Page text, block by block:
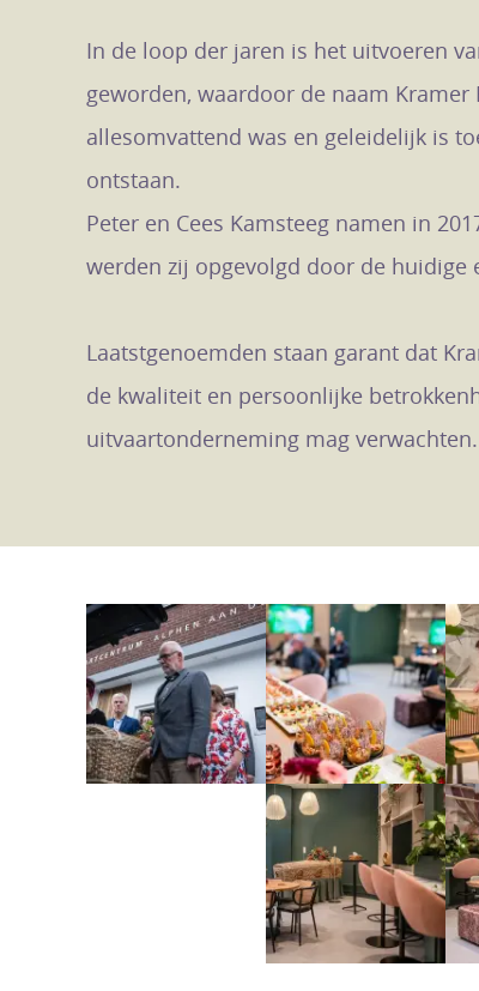
In de loop der jaren is het uitvoeren
geworden, waardoor de naam
allesomvattend was en geleidelijk is
ontstaan.
Peter en Cees Kamsteeg namen in
werden zij opgevolgd door de huidige
Laatstgenoemden staan garant dat
de kwaliteit en persoonlijke
uitvaartonderneming mag verwachten.